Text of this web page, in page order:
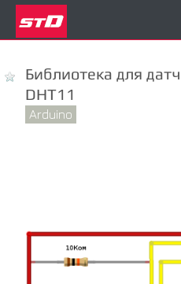
Библиотека для
DHT11
Arduino